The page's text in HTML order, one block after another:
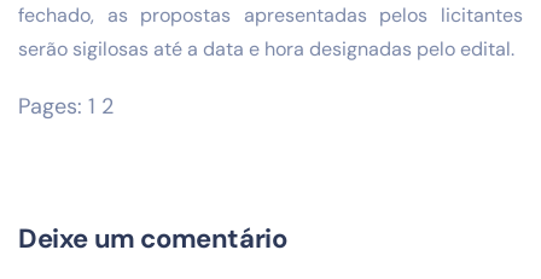
fechado, as propostas apresentadas pelos licitantes
serão sigilosas até a data e hora designadas pelo edital.
Pages: 1 2
Deixe um comentário